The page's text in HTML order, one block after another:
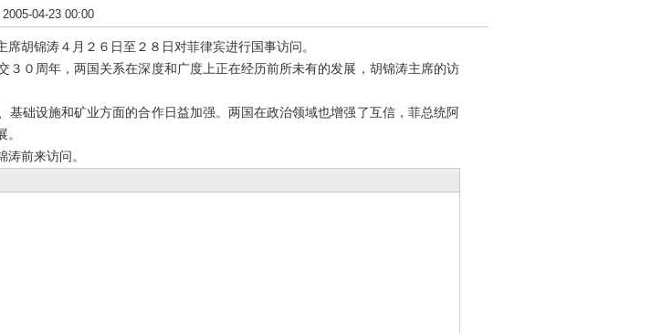
2005-04-23 00:00
锦涛４月２６日至２８日对菲律宾进行国事访问。
０周年，两国关系在深度和广度上正在经历前所未有的发展，胡锦涛主席的访
设施和矿业方面的合作日益加强。两国在政治领域也增强了互信，菲总统阿
前来访问。